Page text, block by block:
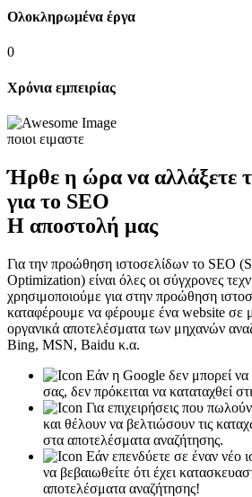
Ολοκληρωμένα έργα
0
Χρόνια εμπειρίας
ποιοι ειμαστε
Ήρθε η ώρα να αλλάξετε
για το SEO
Η αποστολή μας
Για την προώθηση ιστοσελίδων το SEO
Optimization) είναι όλες οι σύγχρονες
χρησιμοποιούμε για στην προώθηση
καταφέρουμε να φέρουμε ένα website σε
οργανικά αποτελέσματα των μηχανών
Bing, MSN, Baidu κ.α.
Εάν η Google δεν μπορεί να
σας, δεν πρόκειται να καταταχθεί
Για επιχειρήσεις που
και θέλουν να βελτιώσουν τις
στα αποτελέσματα αναζήτησης.
Εάν επενδύετε σε έναν νέο
να βεβαιωθείτε ότι έχει
αποτελέσματα αναζήτησης!